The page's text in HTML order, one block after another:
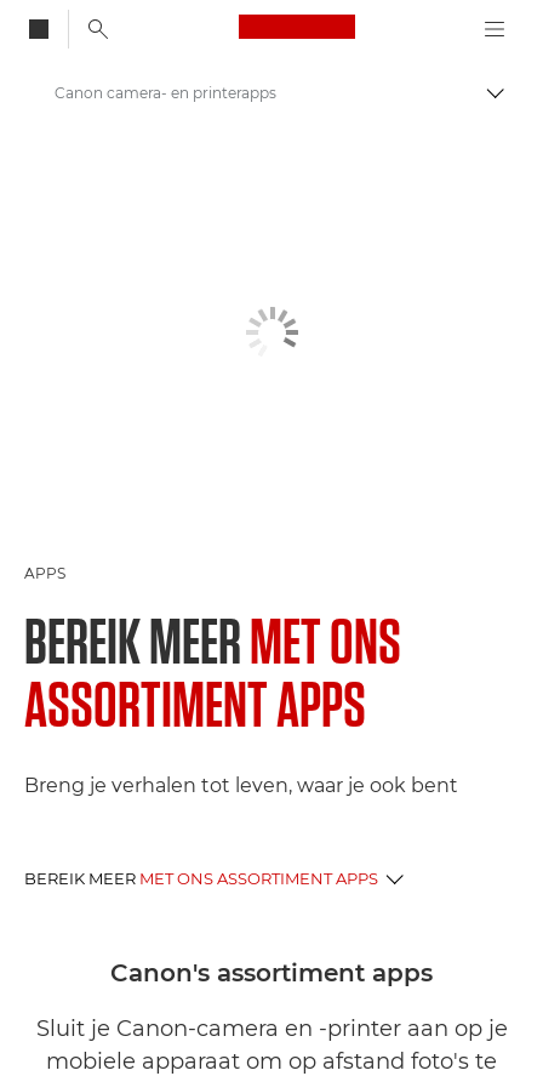
Canon Logo, back
Canon camera- en printerapps
APPS
BEREIK MEERMET ONS
ASSORTIMENT APPS
Breng je verhalen tot leven, waar je ook bent
BEREIK MEER MET ONS ASSORTIMENT APPS
SOFTWARE
Canon's assortiment apps
Sluit je Canon-camera en -printer aan op je
mobiele apparaat om op afstand foto's te